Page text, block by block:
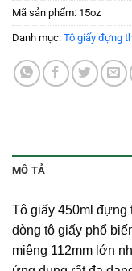
Mã sản phẩm: 15oz
Danh mục: Tô giấy đựng
MÔ TẢ
Tô giấy 450ml đựng
dòng tô giấy phổ
miệng 112mm lớn